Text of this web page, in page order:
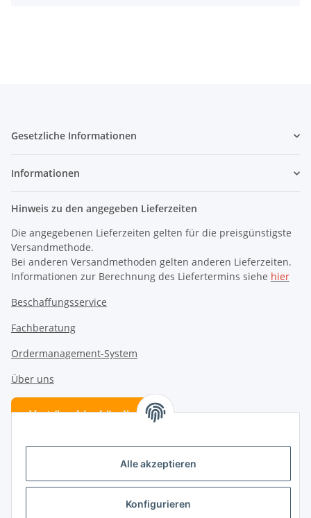
Alle akzeptieren
Konfigurieren
Gesetzliche Informationen
Informationen
Hinweis zu den angegeben Lieferzeiten
Die angegebenen Lieferzeiten gelten für die preisgünstigste
Versandmethode.
Bei anderen Versandmethoden gelten anderen Lieferzeiten.
Informationen zur Berechnung des Liefertermins siehe hier
Beschaffungsservice
Fachberatung
Ordermanagement-System
Über uns
Verträge hier kündigen
Vertrag widerrufen